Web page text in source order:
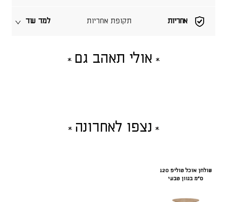
אחריות תקופת אחריות למד עוד
אולי תאהב גם
נצפו לאחרונה
שולחן אוכל טוליפ 120
ס"מ בגוון טבעי